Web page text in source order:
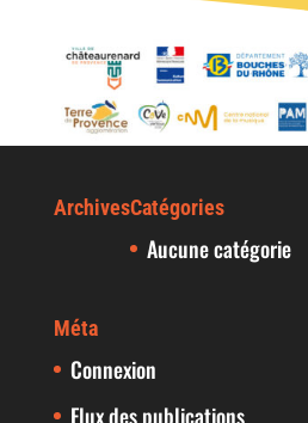
ArchivesCatégories
Aucune catégorie
Méta
Connexion
Flux des publications